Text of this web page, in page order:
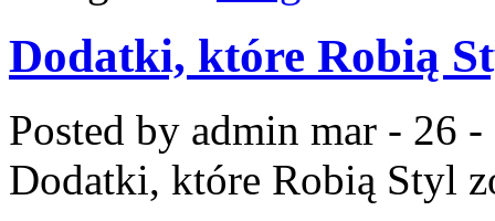
Dodatki, które Robią
Posted by admin mar - 26 -
Dodatki, które Robią Styl